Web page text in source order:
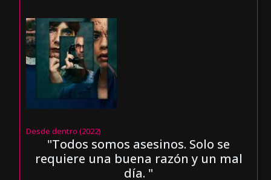
Desde dentro (2022)
"Todos somos asesinos. Solo se
requiere una buena razón y un mal
día. "